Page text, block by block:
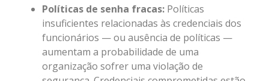
Políticas de senha fracas: Políticas
insuficientes relacionadas às credenciais dos
funcionários — ou ausência de políticas —
aumentam a probabilidade de uma
organização sofrer uma violação de